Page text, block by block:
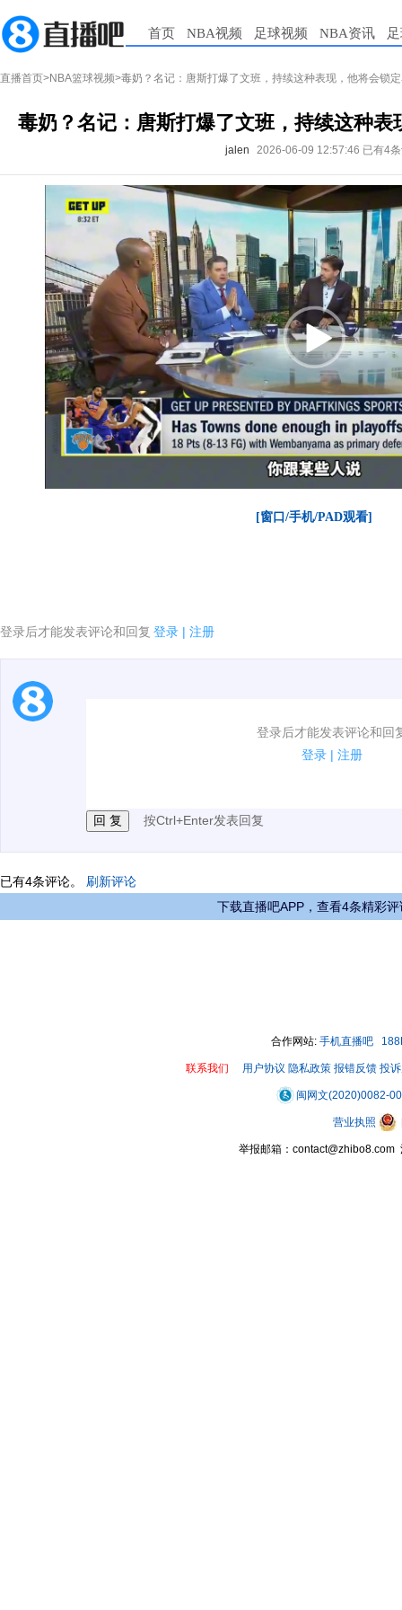
首页 NBA视频 足球视频 NBA资讯
直播首页>NBA篮球视频>毒奶？名记：唐斯打爆了文班，持续这种表现，他将会锁
毒奶？名记：唐斯打爆了文班，持续这种
jalen 2026-06-09 12:57:46 已有4
[窗口/手机/PAD观看]
登录后才能发表评论和回复 登录 | 注册
登录后才能发表评论和回
登录 | 注册
1.电脑端新用户可以发表评论了！
按Ctrl+Enter发表回复
已有4条评论。 刷新评论
下载直播吧APP，查看4条精彩评
合作网站: 手机直播吧
联系我们 用户协议 隐私政策 报错反馈 投
闽网文(2020)0082-
营业执照
举报邮箱：